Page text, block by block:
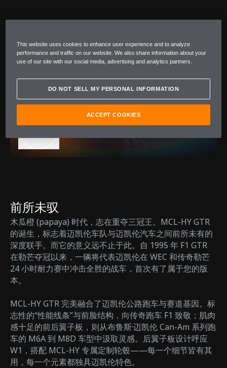
前所未驭
木瓜橙 (papaya) 时代，志在重夺三冠王。MCL-HY GTR
的诞生，标志着迈凯伦车队与迈凯伦汽车之间前所未有的
深度联手。而它的意义远不止于此。自 1995 年 F1 GTR
在勒芒夺冠以来，一辆将代表迈凯伦在 WEC 和传奇勒芒
24 小时耐力赛中冲击全胜的战车，首次有了属于您的版
本。
MCL-HY GTR 完美融合了迈凯伦公路跑车与赛道基因。标
志性的“性能线条”与前脸结构，向传奇跑车 F1 致敬；肌肉
感十足的前后翼子板，则从布鲁斯·迈凯伦 Can-Am 系列跑
车的 M6A 到 M8D 车型中汲取灵感。后翼子板设计呼应
W1，搭配 MCL-HY 专属定制轮毂——每一个细节皆有其
用，每一个元素都独具迈凯伦特色。
This website uses cookies to enhance user experience and to analyze
performance and traffic on our website. We also share information about your
use of our site with our social media, advertising and analytics partners.
DO NOT SELL MY PERSONAL INFORMATION
ACCEPT COOKIES